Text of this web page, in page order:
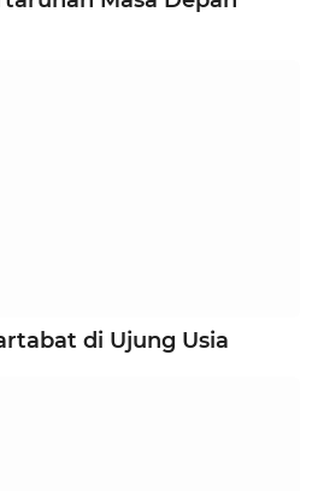
di Ujung Usia